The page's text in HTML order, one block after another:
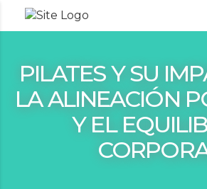
PILATES Y SU
LA ALINEACIÓN
Y EL